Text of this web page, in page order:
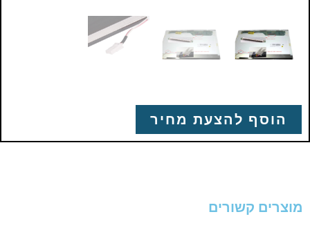
הוסף להצעת מחיר
מוצרים קשורים